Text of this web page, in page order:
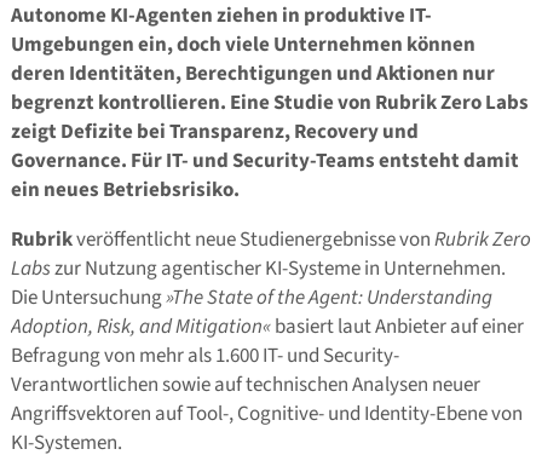
Autonome KI-Agenten ziehen in produktive IT-
Umgebungen ein, doch viele Unternehmen können
deren Identitäten, Berechtigungen und Aktionen nur
begrenzt kontrollieren. Eine Studie von Rubrik Zero Labs
zeigt Defizite bei Transparenz, Recovery und
Governance. Für IT- und Security-Teams entsteht damit
ein neues Betriebsrisiko.
Rubrikveröffentlicht neue Studienergebnisse vonRubrik Zero
Labszur Nutzung agentischer KI-Systeme in Unternehmen.
Die Untersuchung»The State of the Agent: Understanding
Adoption, Risk, and Mitigation«basiert laut Anbieter auf einer
Befragung von mehr als 1.600 IT- und Security-
Verantwortlichen sowie auf technischen Analysen neuer
Angriffsvektoren auf Tool-, Cognitive- und Identity-Ebene von
KI-Systemen.